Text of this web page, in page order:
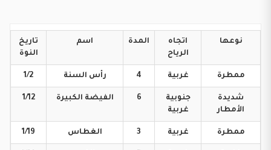
نوعها
اتجاه
الرياح
المدة اسم
تاريخ
النوة
ممطرة غربية 4 رأس السنة 1/2
شديدة
الأمطار
جنوبية
غربية
6 الفيضة الكبيرة 1/12
ممطرة غربية 3 الغطاس 1/19